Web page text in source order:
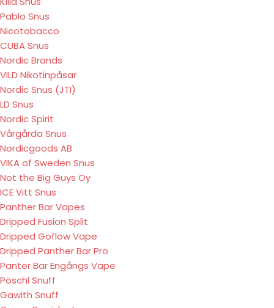
Pablo Snus
Nicotobacco
CUBA Snus
Nordic Brands
VILD Nikotinpåsar
Nordic Snus (JTI)
LD Snus
Nordic Spirit
Vårgårda Snus
Nordicgoods AB
VIKA of Sweden Snus
Not the Big Guys Oy
ICE Vitt Snus
Panther Bar Vapes
Dripped Fusion Split
Dripped Goflow Vape
Dripped Panther Bar Pro
Panter Bar Engångs Vape
Pöschl Snuff
Gawith Snuff